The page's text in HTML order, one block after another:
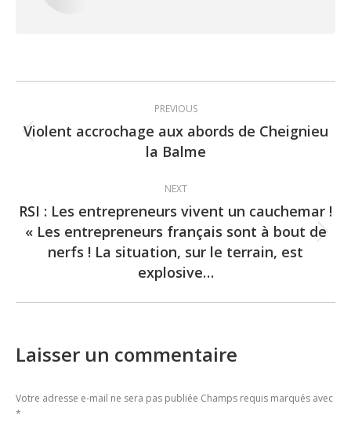
navigation
PREVIOUS
Previous
post:
Violent accrochage aux abords de Cheignieu
la Balme
NEXT
Next
post:
RSI : Les entrepreneurs vivent un cauchemar !
« Les entrepreneurs français sont à bout de
nerfs ! La situation, sur le terrain, est
explosive…
Laisser un commentaire
Votre adresse e-mail ne sera pas publiée Champs requis marqués avec
*